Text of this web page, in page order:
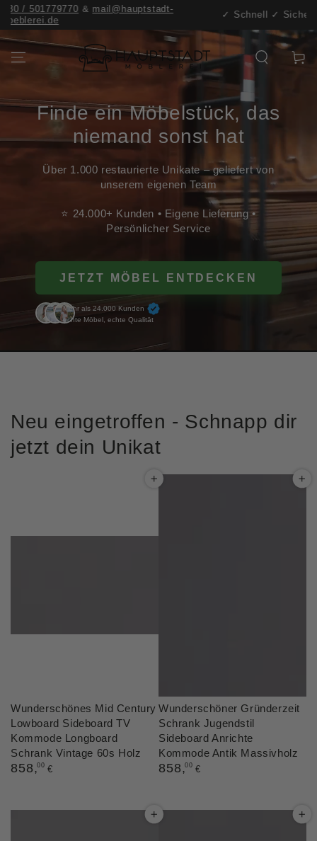
ZUM INHALT
SPRINGEN✓ Schnell ✓ Sicher & Bequem ✓ Kompetent
Finde ein Möbelstück, das
niemand sonst hat
Über 1.000 restaurierte Unikate – geliefert von
unserem eigenen Team
⭐ 24.000+ Kunden • Eigene Lieferung •
Persönlicher Service
JETZT MÖBEL ENTDECKEN
Mehr als 24.000 Kunden
echte Möbel, echte Qualität
Neu eingetroffen - Schnapp dir
jetzt dein Unikat
Wunderschönes Mid Century
Lowboard Sideboard TV
Kommode Longboard
Schrank Vintage 60s Holz
Regulärer
858,00 €
Wunderschöner Gründerzeit
Schrank Jugendstil
Sideboard Anrichte
Kommode Antik Massivholz
Regulärer
858,00 €